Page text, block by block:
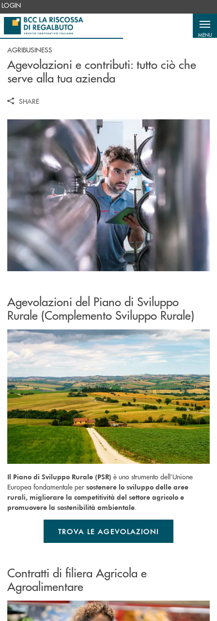
Salta al contenuto principale
LOGIN
MENU
AGRIBUSINESS
Agevolazioni e contributi: tutto ciò che
serve alla tua azienda
SHARE
Agevolazioni del Piano di Sviluppo
Rurale (Complemento Sviluppo Rurale)
Il Piano di Sviluppo Rurale (PSR) è uno strumento dell’Unione
Europea fondamentale per sostenere lo sviluppo delle aree
rurali, migliorare la competitività del settore agricolo e
promuovere la sostenibilità ambientale.
TROVA LE AGEVOLAZIONI
Contratti di filiera Agricola e
Agroalimentare